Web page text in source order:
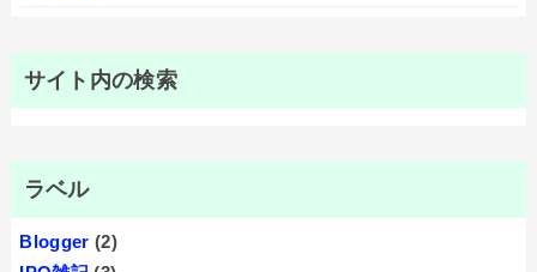
サイト内の検索
ラベル
Blogger (2)